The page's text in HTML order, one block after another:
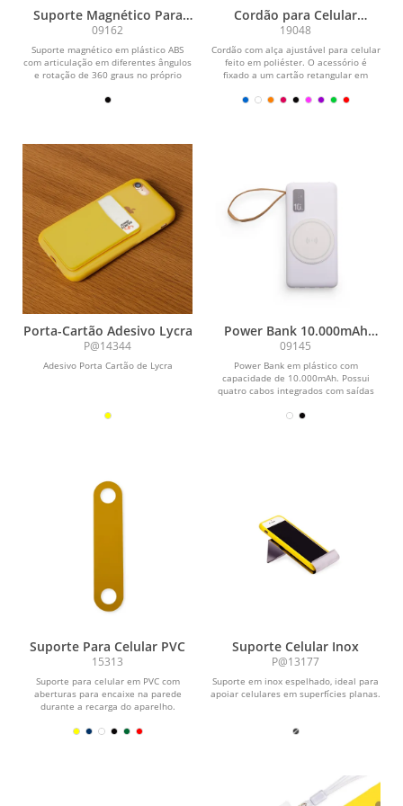
Suporte Magnético Para
Celular
09162
Suporte magnético em plástico ABS
com articulação em diferentes ângulos
e rotação de 360 graus no próprio
Cordão para Celular
Poliéster
19048
Cordão com alça ajustável para celular
feito em poliéster. O acessório é
fixado a um cartão retangular em
Porta-Cartão Adesivo Lycra
P@14344
Adesivo Porta Cartão de Lycra
Power Bank 10.000mAh
com Carregamento via
Indução ou via Cabo
09145
Power Bank em plástico com
capacidade de 10.000mAh. Possui
quatro cabos integrados com saídas
Suporte Para Celular PVC
15313
Suporte para celular em PVC com
aberturas para encaixe na parede
durante a recarga do aparelho.
Suporte Celular Inox
P@13177
Suporte em inox espelhado, ideal para
apoiar celulares em superfícies planas.